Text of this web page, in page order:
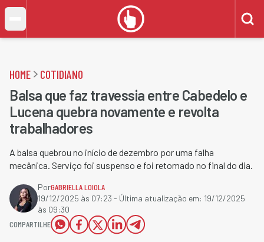
HOME COTIDIANO
Balsa que faz travessia entre Cabedelo e
Lucena quebra novamente e revolta
trabalhadores
A balsa quebrou no início de dezembro por uma falha
mecânica. Serviço foi suspenso e foi retomado no final do dia.
PorGABRIELLA LOIOLA
19/12/2025 às 07:23 - Última atualização em: 19/12/2025
às 09:30
COMPARTILHE